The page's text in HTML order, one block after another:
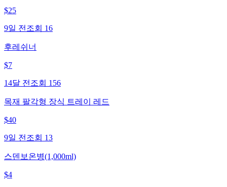
$25
9일 전 조회 16
후레쉬너
$7
14달 전 조회 156
목재 팔각형 장식 트레이 레드
$40
9일 전 조회 13
스덴보온병(1,000ml)
$4